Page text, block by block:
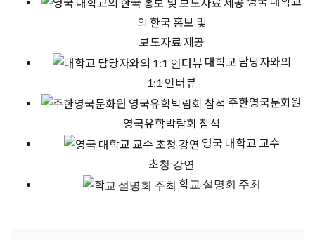
의 한국 홍보 및
보도자료 제공
대학교 담당자와의
1:1 인터뷰
주한영국문화원
영국유학박람회 참석
영국 대학교 교수
초청 강연
학교 설명회 주최